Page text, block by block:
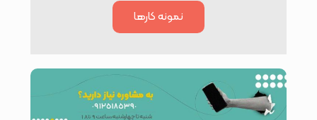
نمونه کارها